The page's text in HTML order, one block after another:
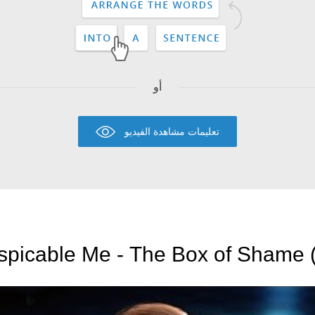
أو
تعليمات مشاهدة الفيديو
Me - The Box of Shame